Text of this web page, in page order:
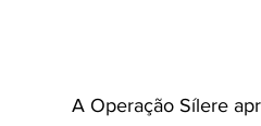
A Operação Sílere